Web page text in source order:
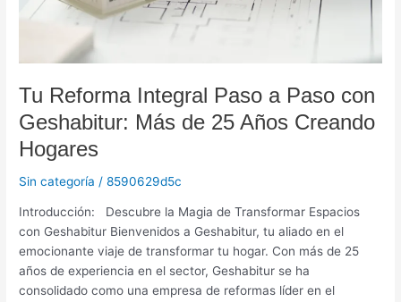
Tu Reforma Integral Paso a Paso con
Geshabitur: Más de 25 Años Creando
Hogares
Sin categoría /8590629d5c
Introducción: Descubre la Magia de Transformar Espacios
con Geshabitur Bienvenidos a Geshabitur, tu aliado en el
emocionante viaje de transformar tu hogar. Con más de 25
años de experiencia en el sector, Geshabitur se ha
consolidado como una empresa de reformas líder en el
Creando
Hogares